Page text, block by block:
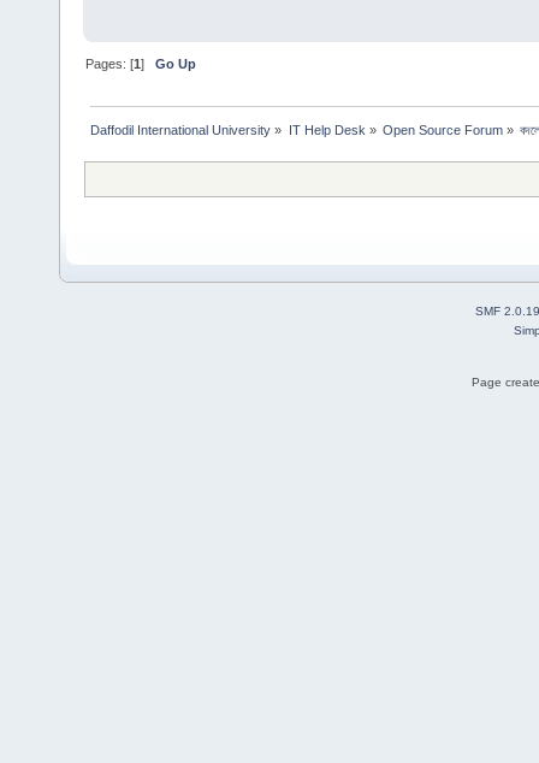
Pages: [1]Go Up
Daffodil International University » IT Help Desk » Open Source Forum»
SMF 2.0.19
Page